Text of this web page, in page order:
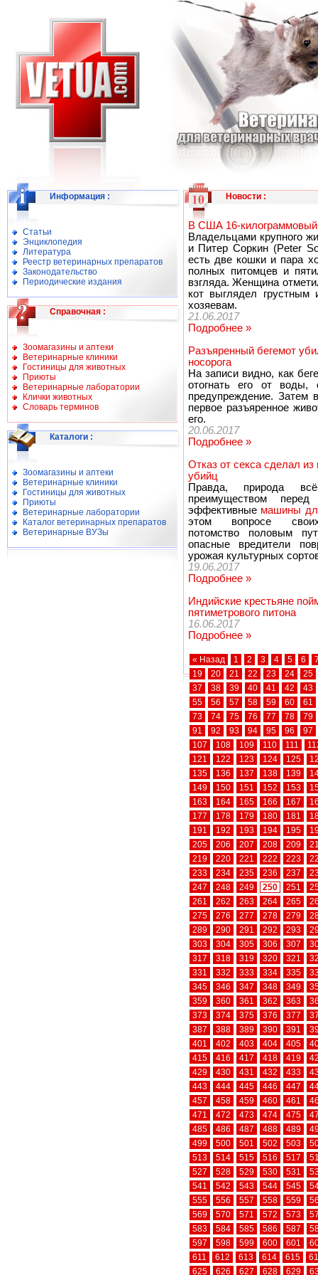
Информация :
Статьи
Энциклопедия
Литература
Реестр ветеринарных препаратов
Законодательство
Периодические издания
Справочная :
Зоомагазины и аптеки
Ветеринарные клиники
Гостиницы для животных
Приюты
Ветеринарные лаборатории
Клички животных
Словарь терминов
Каталоги :
Зоомагазины и аптеки
Ветеринарные клиники
Гостиницы для животных
Приюты
Ветеринарные лаборатории
Каталог ветеринарных препаратов
Ветеринарные ВУЗы
Новости:
В США 16-
Владельцами крупного
и Питер Соркин (Peter
есть две кошки и пара
полных питомцев и
взгляда. Женщина
кот выглядел
хозяевам.
21.06.2017
Подробнее »
Разъяренный бегемот
носорога
На записи видно, как
отогнать его от
предупреждение. Затем
первое разъяренное
его.
20.06.2017
Подробнее »
Отказ от секса сделал
убийц
Правда, природа
преимуществом
эффективные машины
этом вопросе своих
потомство половым
опасные вредители
урожая культурных
19.06.2017
Подробнее »
Индийские крестьяне
пятиметрового питона
16.06.2017
Подробнее »
« Назад 1 2 3 4 5 6
19
20 21 22 23 24
25
37
38 39 40 41 42
43
55
56 57 58 59 60
61
73
74 75 76 77 78
79
91
92 93 94 95 96
97
107
108 109 110 111
121
122 123 124 125
135
136 137 138 139
149
150 151 152 153
163
164 165 166 167
177
178 179 180 181
191
192 193 194 195
205
206 207 208 209
219
220 221 222 223
233
234 235 236 237
247
248 249 250 251
261
262 263 264 265
275
276 277 278 279
289
290 291 292 293
303
304 305 306 307
317
318 319 320 321
331
332 333 334 335
345
346 347 348 349
359
360 361 362 363
373
374 375 376 377
387
388 389 390 391
401
402 403 404 405
415
416 417 418 419
429
430 431 432 433
443
444 445 446 447
457
458 459 460 461
471
472 473 474 475
485
486 487 488 489
499
500 501 502 503
513
514 515 516 517
527
528 529 530 531
541
542 543 544 545
555
556 557 558 559
569
570 571 572 573
583
584 585 586 587
597
598 599 600 601
611
612 613 614 615
625
626 627 628 629